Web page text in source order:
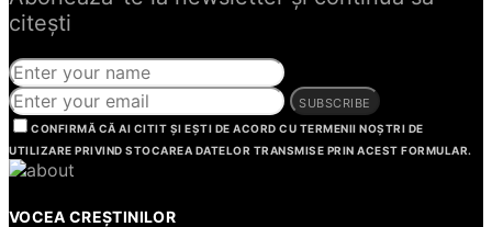
citești
SUBSCRIBE
CONFIRMĂ CĂ AI CITIT ȘI EȘTI DE ACORD CU TERMENII NOȘTRI DE
UTILIZARE PRIVIND STOCAREA DATELOR TRANSMISE PRIN ACEST FORMULAR.
VOCEA CREȘTINILOR